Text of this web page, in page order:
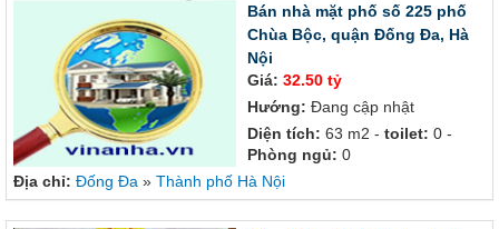
Bán nhà mặt phố số 225 phố
Chùa Bộc, quận Đống Đa, Hà
Nội
Giá: 32.50 tỷ
Hướng: Đang cập nhật
Diện tích: 63 m2 - toilet: 0 -
Phòng ngủ: 0
Địa chỉ: Đống Đa » Thành phố Hà Nội